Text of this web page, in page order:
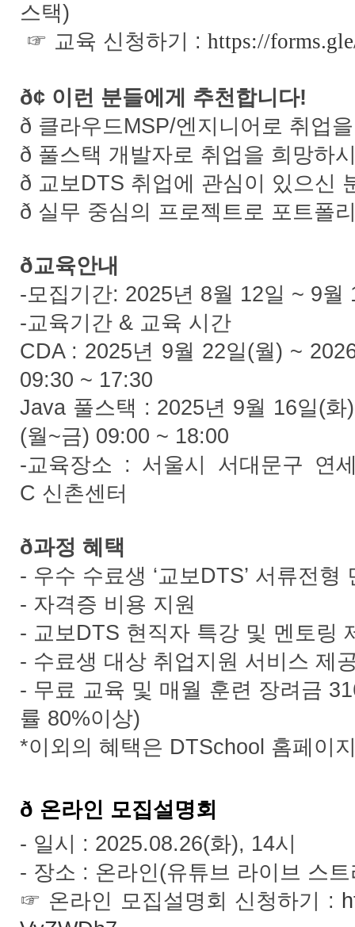
스택)
☞ 교육 신청하기 : https://
ð¢ 이런 분들에게 추천합니다!
ð 클라우드MSP/엔지니어로 취업을
ð 풀스택 개발자로 취업을 희망하
ð 교보DTS 취업에 관심이 있으신
ð 실무 중심의 프로젝트로 포트폴
ð교육안내
-모집기간: 2025년 8월 12일 ~ 9월
-교육기간 & 교육 시간
CDA : 2025년 9월 22일(월) ~
09:30 ~ 17:30
Java 풀스택 : 2025년 9월 16일(화
(월~금) 09:00 ~ 18:00
-교육장소 : 서울시 서대문구 연
C 신촌센터
ð과정 혜택
- 우수 수료생 ‘교보DTS’ 서류전형
- 자격증 비용 지원
- 교보DTS 현직자 특강 및 멘토링
- 수료생 대상 취업지원 서비스 제
- 무료 교육 및 매월 훈련 장려금
률 80%이상)
*이외의 혜택은 DTSchool 홈페이
ð 온라인 모집설명회
- 일시 : 2025.08.26(화), 14시
- 장소 : 온라인(유튜브 라이브 스
☞ 온라인 모집설명회 신청하기 :